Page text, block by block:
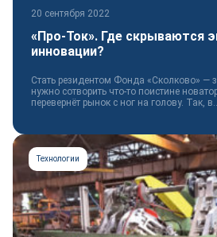
20 сентября 2022
«Про-Ток». Где скрываются
инновации?
Стать резидентом Фонда «Сколково» —
нужно сотворить что-то поистине
перевернёт рынок с ног на голову. Так, в...
Технологии